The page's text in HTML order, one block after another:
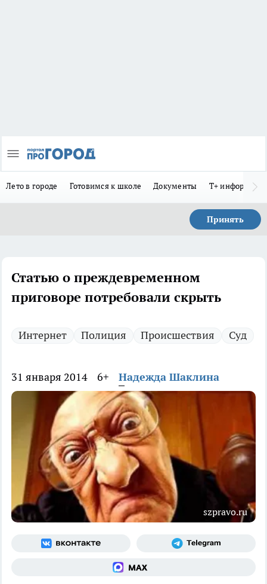
Лето в городе Готовимся к школе Документы Т+
Принять
Статью о преждевременном
приговоре потребовали скрыть
Интернет Полиция Происшествия Суд
31 января 2014 6+ Надежда Шаклина
szpravo.ru